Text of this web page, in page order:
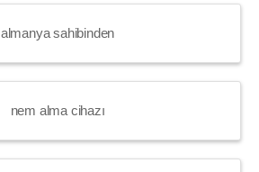
almanya sahibinden
nem alma cihazı